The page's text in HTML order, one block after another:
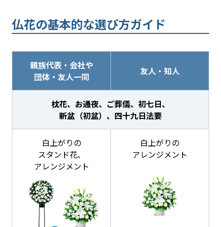
仏花の基本的な選び方ガイド
親族代表・会社や
団体・友人一同
友人・知人
枕花、お通夜、ご葬儀、初七日、
新盆（初盆）、四十九日法要
白上がりの
スタンド花、
アレンジメント
白上がりの
アレンジメント